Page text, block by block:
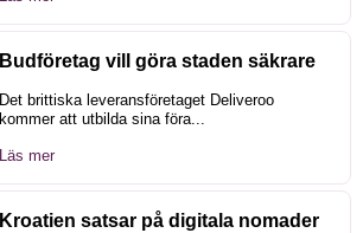
Budföretag vill göra staden säkrare
Det brittiska leveransföretaget Deliveroo
kommer att utbilda sina föra...
Läs mer
Kroatien satsar på digitala nomader